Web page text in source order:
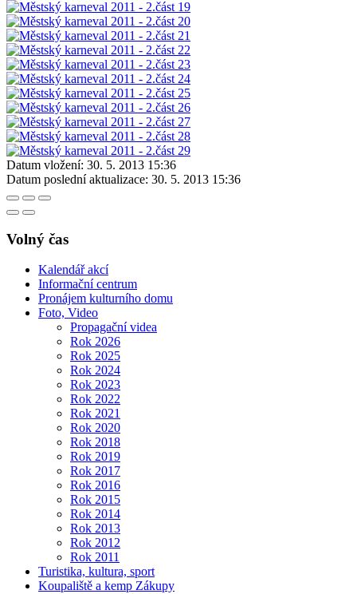
Datum vložení: 30. 5. 2013 15:36
Datum poslední aktualizace: 30. 5. 2013 15:36
Volný čas
Kalendář akcí
Informační centrum
Pronájem kulturního domu
Foto, Video
Propagační videa
Rok 2026
Rok 2025
Rok 2024
Rok 2023
Rok 2022
Rok 2021
Rok 2020
Rok 2018
Rok 2019
Rok 2017
Rok 2016
Rok 2015
Rok 2014
Rok 2013
Rok 2012
Rok 2011
Turistika, kultura, sport
Koupaliště a kemp Zákupy